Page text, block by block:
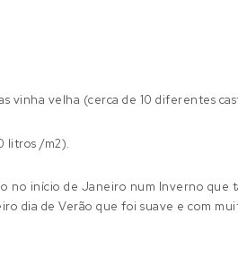
vinha velha (cerca de 10 diferentes
litros /m2).
no início de Janeiro num Inverno que
dia de Verão que foi suave e com